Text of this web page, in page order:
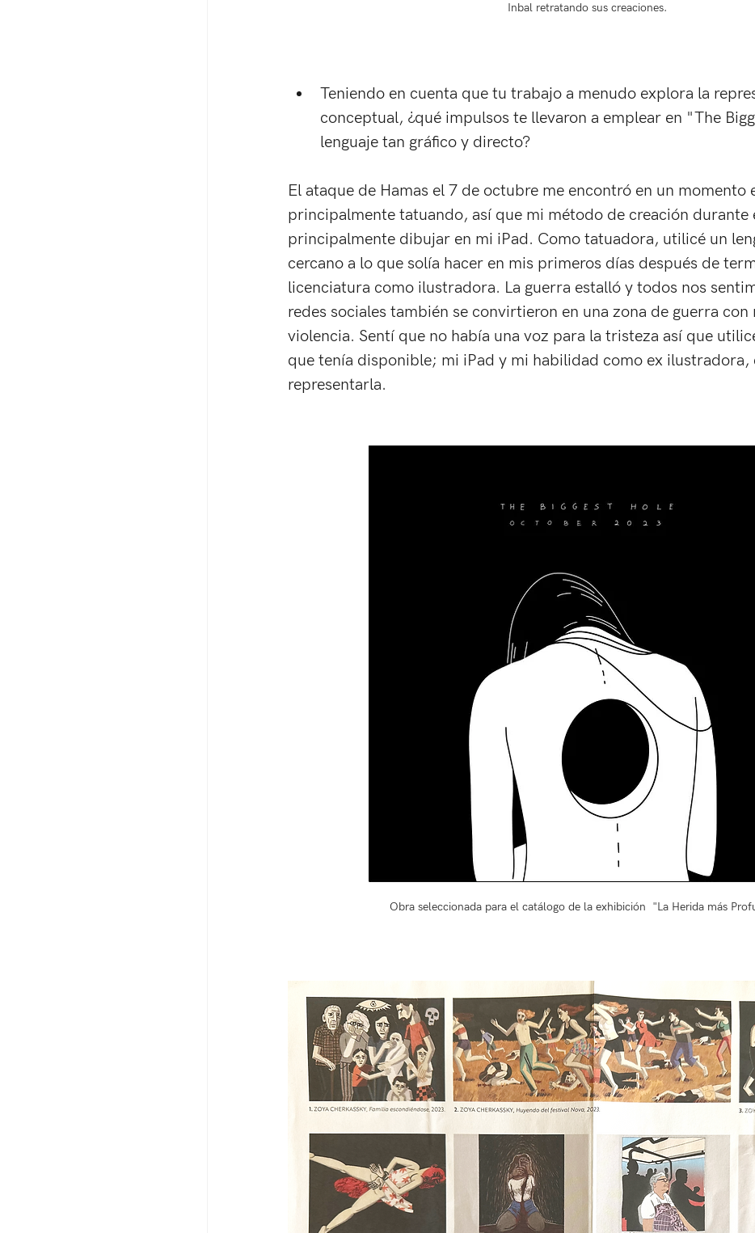
Inbal retratando sus creaciones.
Teniendo en cuenta que tu trabajo a menudo explora la
conceptual, ¿qué impulsos te llevaron a emplear en "The
lenguaje tan gráfico y directo?
El ataque de Hamas el 7 de octubre me encontró en un momento
principalmente tatuando, así que mi método de creación durante
principalmente dibujar en mi iPad. Como tatuadora, utilicé un
cercano a lo que solía hacer en mis primeros días después de
licenciatura como ilustradora. La guerra estalló y todos nos
redes sociales también se convirtieron en una zona de guerra
violencia. Sentí que no había una voz para la tristeza así que
que tenía disponible; mi iPad y mi habilidad como ex ilustradora,
representarla.
Obra seleccionada para el catálogo de la exhibición  "La Herida más